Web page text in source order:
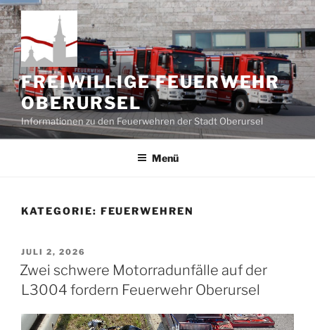
Zum
Inhalt
springen
FREIWILLIGE FEUERWEHR
OBERURSEL
Informationen zu den Feuerwehren der Stadt Oberursel
Menü
KATEGORIE: FEUERWEHREN
VERÖFFENTLICHT
AM
JULI 2, 2026
Zwei schwere Motorradunfälle auf der
L3004 fordern Feuerwehr Oberursel